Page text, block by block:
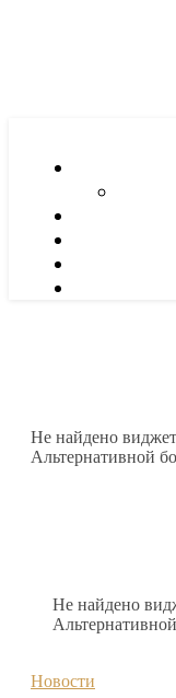
Не найдено
Альтернативной
Не найдено
Новости